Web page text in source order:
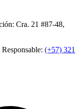
Cra. 21 #87-48,
(+57) 321